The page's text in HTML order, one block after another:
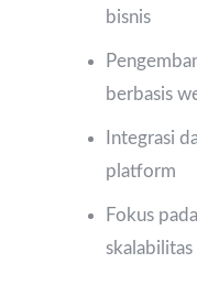
bisnis
berbasis
Integrasi
platform
Fokus
skalabilitas